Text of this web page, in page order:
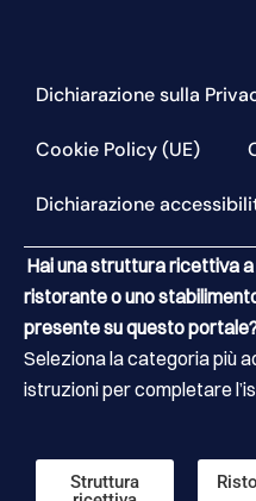
Dichiarazione sulla
Cookie Policy (UE)
Dichiarazione
Hai una struttura ricettiva
ristorante o uno
presente su questo
Seleziona la categoria più
istruzioni per completare
Struttura